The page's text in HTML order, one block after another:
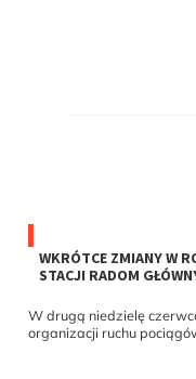
WKRÓTCE ZMIANY W
STACJI RADOM
W drugą niedzielę
organizacji ruchu